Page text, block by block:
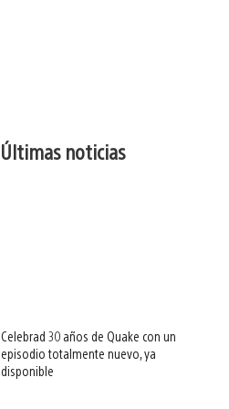
Últimas noticias
Celebrad 30 años de Quake con un
episodio totalmente nuevo, ya
disponible